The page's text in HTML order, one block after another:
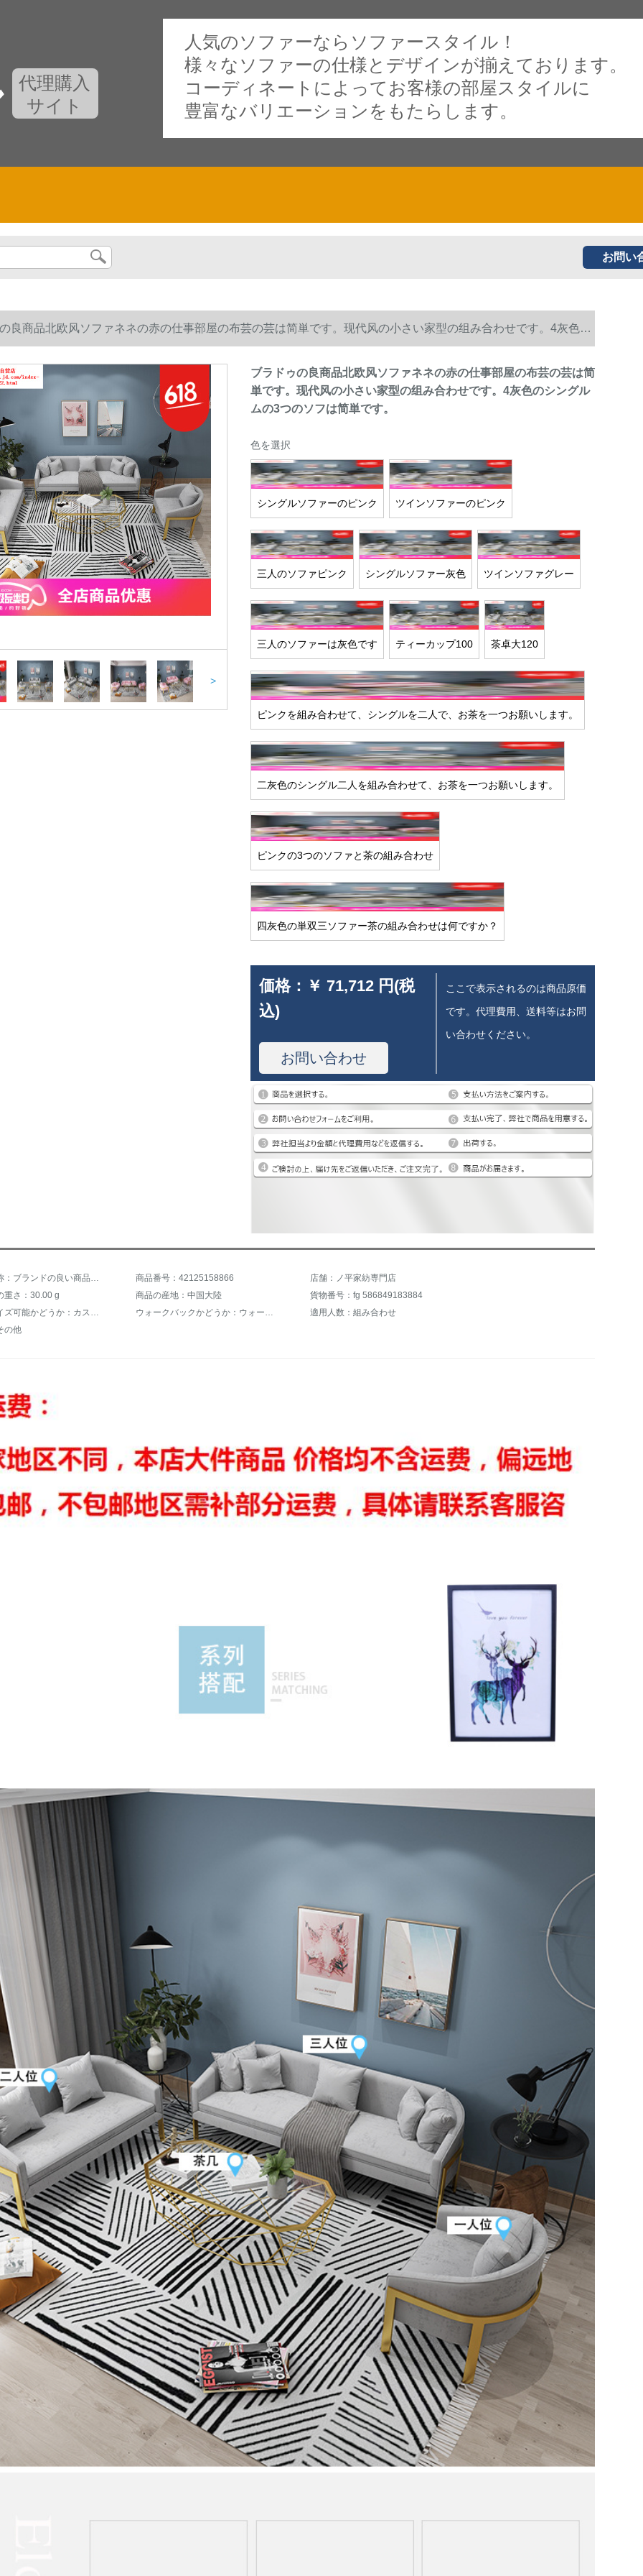
代理購入
サイト
人気のソファーならソファースタイル！
様々なソファーの仕様とデザインが揃えております。
コーディネートによってお客様の部屋スタイルに
豊富なバリエーションをもたらします。
お問い
良商品北欧风ソファネネの赤の仕事部屋の布芸の芸は简単です。现代风の小さい家型の组み合わせです。4灰色の
3つのソフは简単です。
>
ブラドゥの良商品北欧风ソファネネの赤の仕事部屋の布芸の芸は简
単です。现代风の小さい家型の组み合わせです。4灰色のシングル
ムの3つのソフは简単です。
色を選択
シングルソファーのピンク ツインソファーのピンク
三人のソファピンク シングルソファー灰色 ツインソファグレー
三人のソファーは灰色です ティーカップ100 茶卓大120
ピンクを組み合わせて、シングルを二人で、お茶を一つお願いします。
二灰色のシングル二人を組み合わせて、お茶を一つお願いします。
ピンクの3つのソファと茶の組み合わせ
四灰色の単双三ソファー茶の組み合わせは何ですか？
価格： ￥ 71,712 円(税
込)
お問い合わせ
ここで表示されるのは商品原価
です。代理費用、送料等はお問
い合わせください。
商品の名称：ブランドの良い商品北欧風ソファinsネットの赤い仕事部屋の布芸の鉄の芸のシンプルで現代風の小さい家型の客間の組合せの4灰色の単三ソファーのお茶何大1人が掛けます。 商品番号：42125158866
店舗：ノ平家紡専門店
重さ：30.00 g
商品の産地：中国大陸
貨物番号：fg 586849183884
カスタマイズ可能かどうか：カスタマイズ不可
ウォークバックかどうか：ウォーウォーウォーカー
適用人数：組み合わせ
の他